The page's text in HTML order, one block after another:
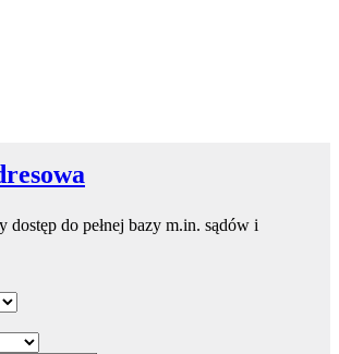
dostęp do pełnej bazy m.in. sądów i